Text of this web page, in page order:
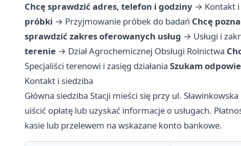
Chcę sprawdzić adres, telefon i godziny → Kontakt
próbki → Przyjmowanie próbek do badań Chcę
sprawdzić zakres oferowanych usług → Usługi i
terenie → Dział Agrochemicznej Obsługi Rolnictwa
Specjaliści terenowi i zasięg działania Szukam
Kontakt i siedziba
Główna siedziba Stacji mieści się przy ul.
uiścić opłatę lub uzyskać informacje o usługach.
kasie lub przelewem na wskazane konto bankowe.